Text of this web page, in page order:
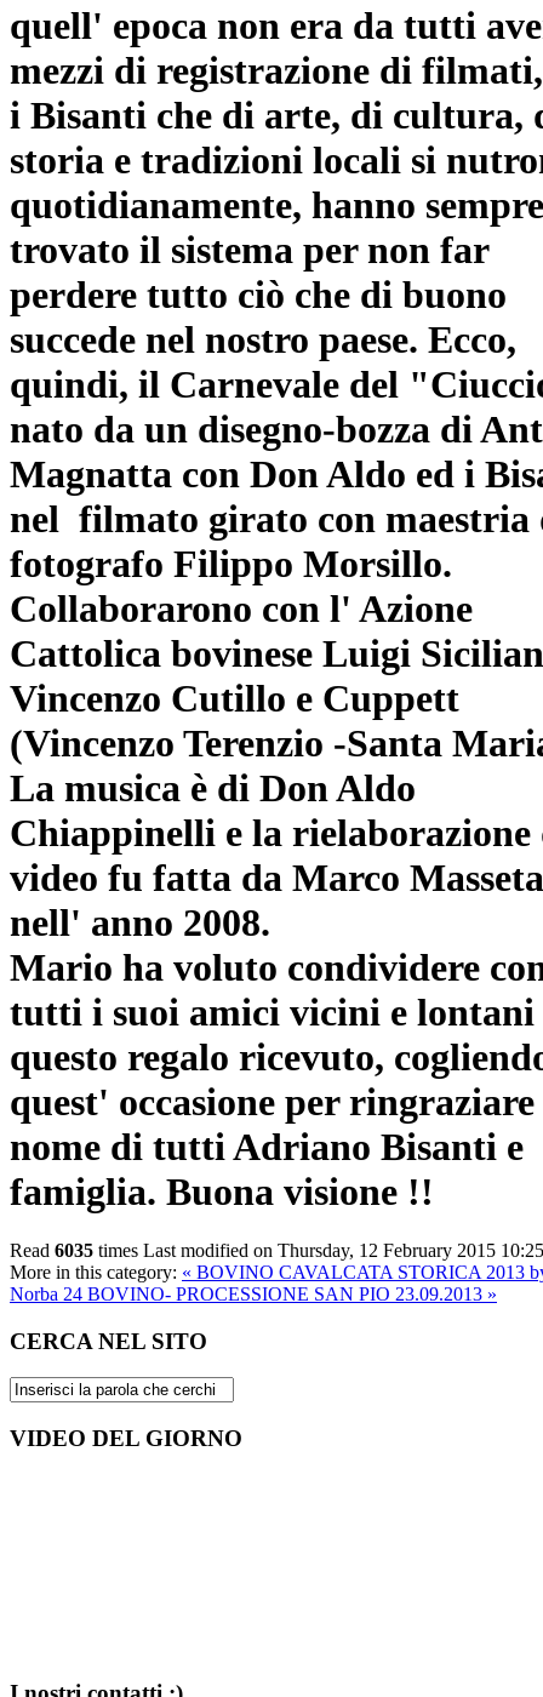
quell' epoca non era da tutti
mezzi di registrazione di
i Bisanti che di arte, di cultura,
storia e tradizioni locali si
quotidianamente, hanno sempre
trovato il sistema per non far
perdere tutto ciò che di buono
succede nel nostro paese. Ecco,
quindi, il Carnevale del
nato da un disegno-bozza di
Magnatta con Don Aldo ed i
nel filmato girato con maestria
fotografo Filippo Morsillo.
Collaborarono con l' Azione
Cattolica bovinese Luigi
Vincenzo Cutillo e Cuppett
(Vincenzo Terenzio -Santa
La musica è di Don Aldo
Chiappinelli e la rielaborazione
video fu fatta da Marco
nell' anno 2008.
Mario ha voluto condividere
tutti i suoi amici vicini e lontani
questo regalo ricevuto,
quest' occasione per ringraziare
nome di tutti Adriano Bisanti e
famiglia. Buona visione !!
Read 6035 times Last modified on Thursday, 12 February 2015 10:25
More in this category: « BOVINO CAVALCATA STORICA 2013
Norba 24 BOVINO- PROCESSIONE SAN PIO 23.09.2013 »
CERCA NEL SITO
VIDEO DEL GIORNO